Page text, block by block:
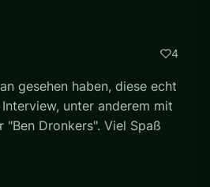
4
gesehen haben, diese echt
unter anderem mit
"Ben Dronkers". Viel Spaß